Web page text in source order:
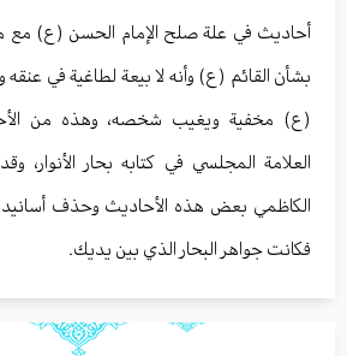
أحاديث في علة صلح الإمام الحسن (ع) مع
بشأن القائم (ع) وأنه لا بيعة لطاغية في عنقه
(ع) مخفية ويغيب شخصه، وهذه من
العلامة المجلسي في كتابه بحار الأنوار،
الكاظمي بعض هذه الأحاديث وحذف
فكانت جواهر البحار الذي بين يديك.